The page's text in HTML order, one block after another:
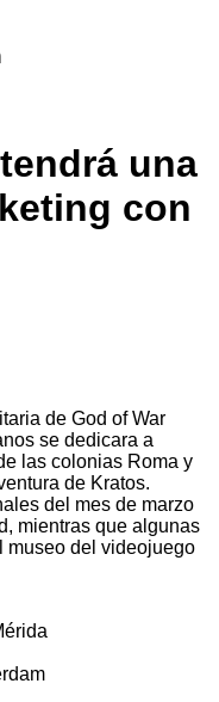
una
con
de God of War
se dedicara a
las colonias Roma y
de Kratos.
del mes de marzo
mientras que algunas
museo del videojuego